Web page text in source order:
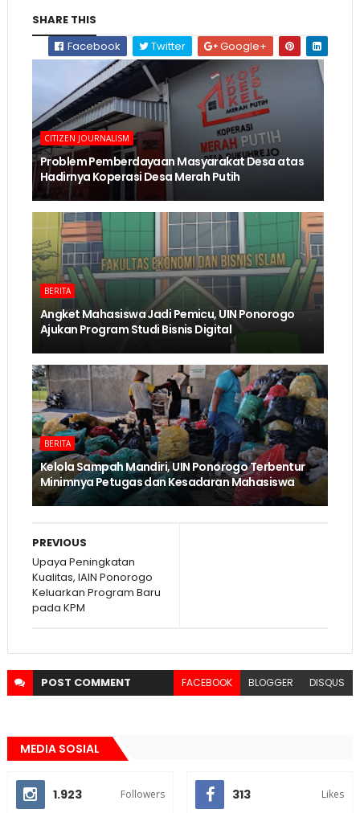
SHARE THIS
Facebook
Twitter Google+
CITIZEN JOURNALISM
Problem Pemberdayaan Masyarakat Desa atas
Hadirnya Koperasi Desa Merah Putih
BERITA
Angket Mahasiswa Jadi Pemicu, UIN Ponorogo
Ajukan Program Studi Bisnis Digital
BERITA
Kelola Sampah Mandiri, UIN Ponorogo Terbentur
Minimnya Petugas dan Kesadaran Mahasiswa
PREVIOUS
Upaya Peningkatan
Kualitas, IAIN Ponorogo
Keluarkan Program Baru
pada KPM
POST COMMENT FACEBOOK BLOGGER DISQUS
MEDIA SOSIAL
1.923 Followers 313 Likes